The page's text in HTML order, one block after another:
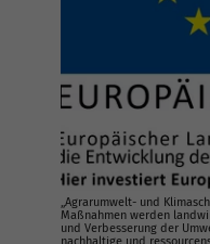
„Agrarumwelt- und
Maßnahmen werden
und Verbesserung der
nachhaltige und